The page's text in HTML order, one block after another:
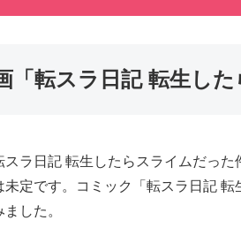
「転スラ日記 転生し
スラ日記 転生したらスライムだっ
未定です。コミック「転スラ日記
した。